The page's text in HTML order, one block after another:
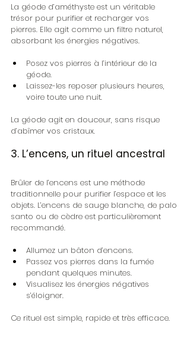
La géode d’améthyste est un véritable
trésor pour purifier et recharger vos
pierres. Elle agit comme un filtre naturel,
absorbant les énergies négatives.
Posez vos pierres à l’intérieur de la
géode.
Laissez-les reposer plusieurs heures,
voire toute une nuit.
La géode agit en douceur, sans risque
d’abîmer vos cristaux.
3. L’encens, un rituel ancestral
Brûler de l’encens est une méthode
traditionnelle pour purifier l’espace et les
objets. L’encens de sauge blanche, de palo
santo ou de cèdre est particulièrement
recommandé.
Allumez un bâton d’encens.
Passez vos pierres dans la fumée
pendant quelques minutes.
Visualisez les énergies négatives
s’éloigner.
Ce rituel est simple, rapide et très efficace.